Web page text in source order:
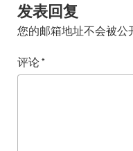
发表回复
您的邮箱地址不会被公
评论*